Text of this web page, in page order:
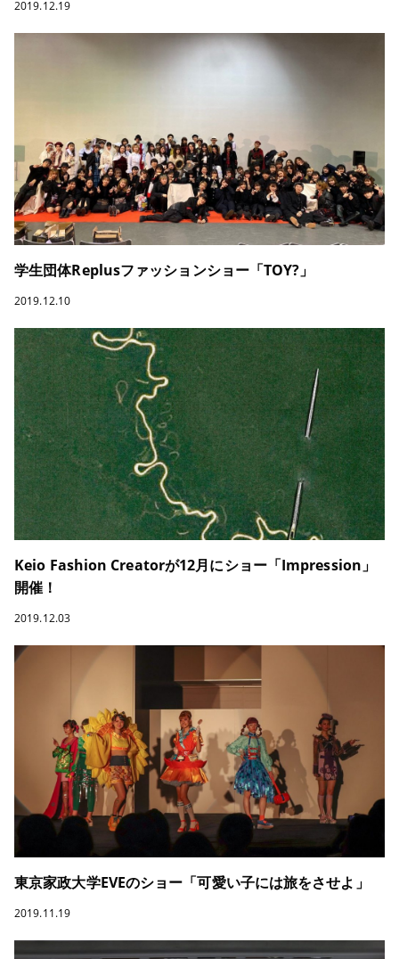
2019.12.19
学生団体Replusファッションショー「TOY?」
2019.12.10
Keio Fashion Creatorが12月にショー「Impression」
開催！
2019.12.03
東京家政大学EVEのショー「可愛い子には旅をさせよ」
2019.11.19